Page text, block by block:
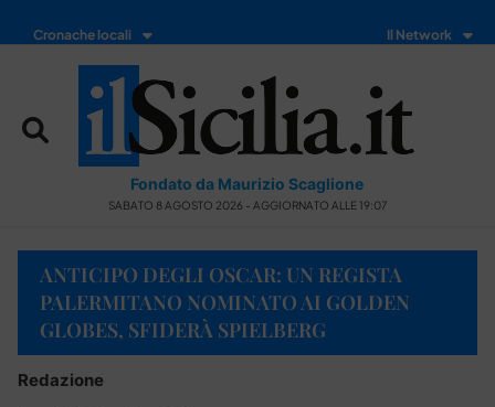
Cronache locali Il Network
Fondato da Maurizio Scaglione
SABATO 8 AGOSTO 2026 - AGGIORNATO ALLE 19:07
ANTICIPO DEGLI OSCAR: UN REGISTA
PALERMITANO NOMINATO AI GOLDEN
GLOBES, SFIDERÀ SPIELBERG
Redazione